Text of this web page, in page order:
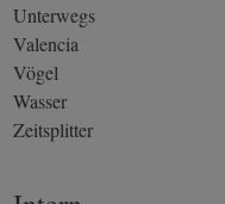
Unterwegs
Valencia
Vögel
Wasser
Zeitsplitter